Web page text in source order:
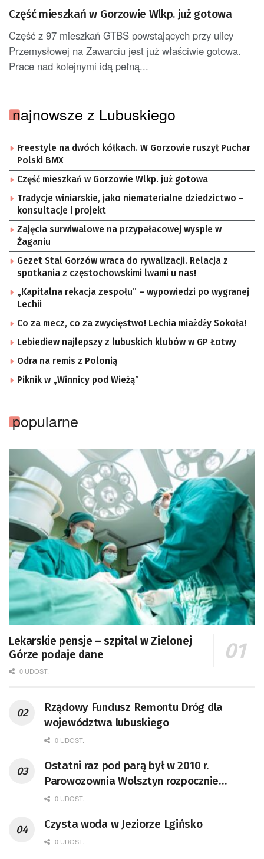
Część mieszkań w Gorzowie Wlkp. już gotowa
Część z 97 mieszkań GTBS powstających przy ulicy
Przemysłowej na Zawarciu jest już właściwie gotowa.
Prace nad kolejnymi idą pełną...
najnowsze z Lubuskiego
Freestyle na dwóch kółkach. W Gorzowie ruszył Puchar
Polski BMX
Część mieszkań w Gorzowie Wlkp. już gotowa
Tradycje winiarskie, jako niematerialne dziedzictwo –
konsultacje i projekt
Zajęcia surwiwalowe na przypałacowej wyspie w
Żaganiu
Gezet Stal Gorzów wraca do rywalizacji. Relacja z
spotkania z częstochowskimi lwami u nas!
„Kapitalna rekacja zespołu” – wypowiedzi po wygranej
Lechii
Co za mecz, co za zwycięstwo! Lechia miażdży Sokoła!
Lebiediew najlepszy z lubuskich klubów w GP Łotwy
Odra na remis z Polonią
Piknik w „Winnicy pod Wieżą”
popularne
Lekarskie pensje – szpital w Zielonej
Górze podaje dane
0 UDOST.
Rządowy Fundusz Remontu Dróg dla
województwa lubuskiego
0 UDOST.
Ostatni raz pod parą był w 2010 r.
Parowozownia Wolsztyn rozpocznie
remont unikatowego Tr5-65
0 UDOST.
Czysta woda w Jeziorze Lgińsko
0 UDOST.